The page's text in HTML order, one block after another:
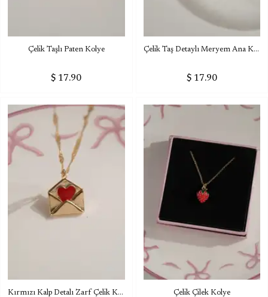
Çelik Taşlı Paten Kolye
$ 17.90
Çelik Taş Detaylı Meryem Ana Kolye
$ 17.90
Kırmızı Kalp Detalı Zarf Çelik Kolye Çelik Çilek Kolye